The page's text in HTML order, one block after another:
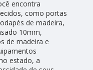
encontra
como portas
de madeira,
10mm,
de madeira e
estado, a